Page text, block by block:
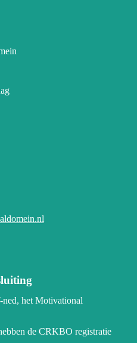
het Motivational
de CRKBO registratie